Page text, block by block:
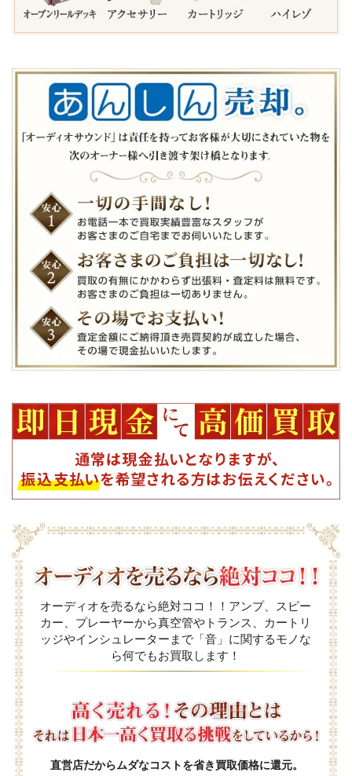
オーディオを売るなら絶対ココ！！アンプ、スピー
カー、プレーヤーから真空管やトランス、カートリ
ッジやインシュレーターまで「音」に関するモノな
ら何でもお買取します！
直営店だからムダなコストを省き買取価格に還元。